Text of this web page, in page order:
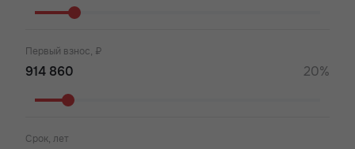
Первый взнос, ₽
20%
Срок, лет